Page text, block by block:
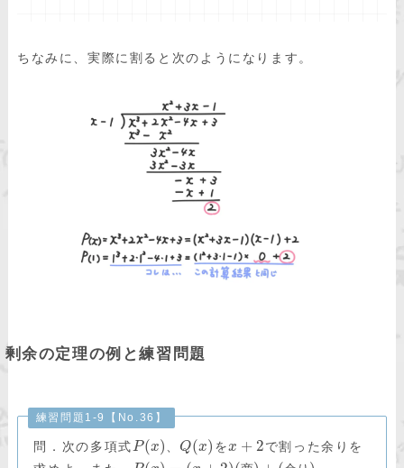
ちなみに、実際に割ると次のようになります。
剰余の定理の例と練習問題
練習問題1-9【No.36】
問．次の多項式P(x) 、Q(x) をx + 2で割った余りを